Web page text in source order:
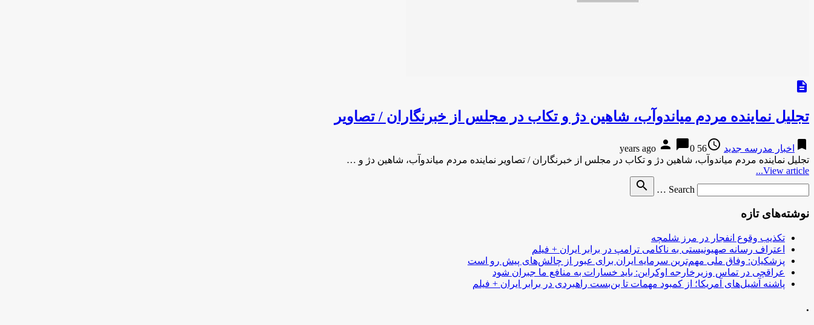
description
تجلیل نماینده مردم میاندوآب، شاهین دژ و تکاب در مجلس از خبرنگاران / تصاویر
bookmark اخبار مدرسه جدید access_time
56 years ago
person chat_bubble0
تجلیل نماینده مردم میاندوآب، شاهین دژ و تکاب در مجلس از خبرنگاران / تصاویر نماینده مردم میاندوآب، شاهین دژ و …
View article...
Search …
search
نوشته‌های تازه
تکذیب وقوع انفجار در مرز شلمچه
اعتراف رسانه صهیونیستی به ناکامی ترامپ در برابر ایران + فیلم
پزشکیان: وفاق ملی مهم‌ترین سرمایه ایران برای عبور از چالش‌های پیش رو است
عراقچی در تماس وزیرخارجه اوکراین: باید خسارات به منافع ما جبران شود
پاشنه آشیل‌های آمریکا؛ از کمبود مهمات تا بن‌بست راهبردی در برابر ایران + فیلم
.